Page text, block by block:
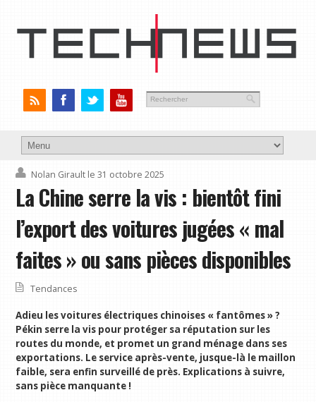
Nolan Girault le 31 octobre 2025
La Chine serre la vis : bientôt fini
l’export des voitures jugées « mal
faites » ou sans pièces disponibles
Tendances
Adieu les voitures électriques chinoises « fantômes » ?
Pékin serre la vis pour protéger sa réputation sur les
routes du monde, et promet un grand ménage dans ses
exportations. Le service après-vente, jusque-là le maillon
faible, sera enfin surveillé de près. Explications à suivre,
sans pièce manquante !